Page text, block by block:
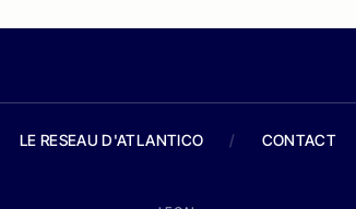
LE RESEAU D'ATLANTICO / CONTACT